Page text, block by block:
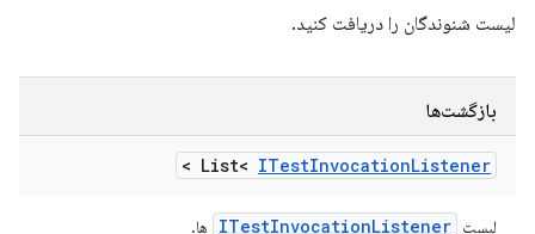
لیست شنوندگان را دریافت کنید.
بازگشت‌ها
List< ITestInvocationListener
>
لیست ITestInvocationListener ها.